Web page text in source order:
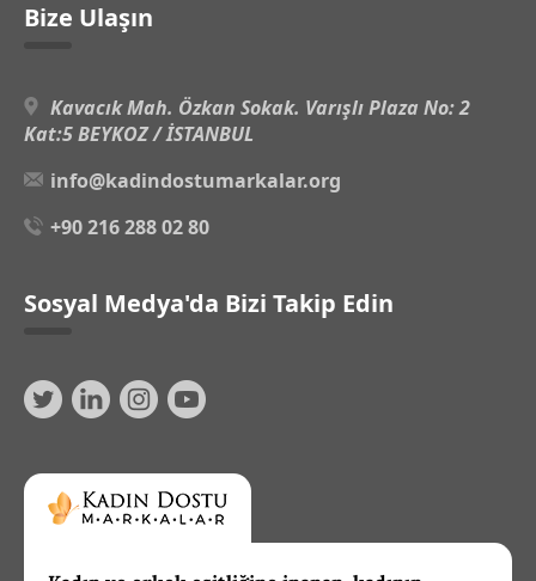
Bize Ulaşın
Kavacık Mah. Özkan Sokak. Varışlı Plaza No: 2
Kat:5 BEYKOZ / İSTANBUL
info@kadindostumarkalar.org
+90 216 288 02 80
Sosyal Medya'da Bizi Takip Edin